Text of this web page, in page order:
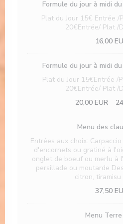
Formule du jour à midi
Plat du Jour 15€ Entrée
20€Entrée/ Plat /
16,00
Formule du jour à midi
Plat du Jour 15€Entrée /
20€Entrée/ Plat /
20,00 EUR
Menu des
Entrées aux choix:
d'encornets ou gratiné à
onglet de boeuf ou merlu à
persillade ou moutarde
citron,
37,50
Menu